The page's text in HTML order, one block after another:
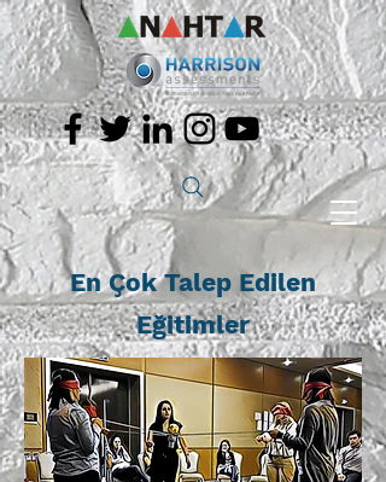
En Çok Talep Edilen
Eğitimler